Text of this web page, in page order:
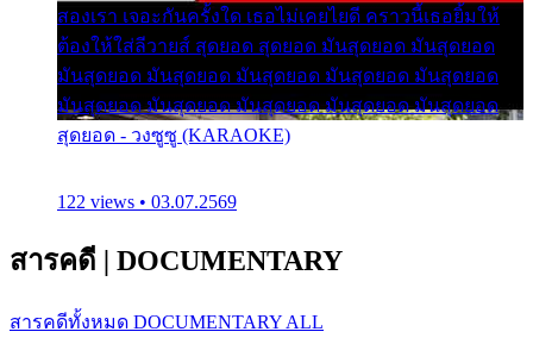
สองเรา เจอะกันครั้งใด เธอไม่เคยไยดี คราวนี้เธอยิ้มให้
ต้องให้ใส่ลีวายส์ สุดยอด สุดยอด มันสุดยอด มันสุดยอด
มันสุดยอด มันสุดยอด มันสุดยอด มันสุดยอด มันสุดยอด
มันสุดยอด มันสุดยอด มันสุดยอด มันสุดยอด มันสุดยอด
สุดยอด - วงซูซู (KARAOKE)
122 views • 03.07.2569
สารคดี | DOCUMENTARY
สารคดีทั้งหมด DOCUMENTARY ALL